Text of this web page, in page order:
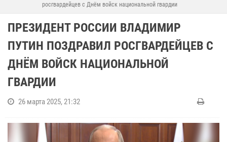
росгвардейцев с Днём войск национальной гвардии
ПРЕЗИДЕНТ РОССИИ ВЛАДИМИР
ПУТИН ПОЗДРАВИЛ РОСГВАРДЕЙЦЕВ С
ДНЁМ ВОЙСК НАЦИОНАЛЬНОЙ
ГВАРДИИ
26 марта 2025, 21:32